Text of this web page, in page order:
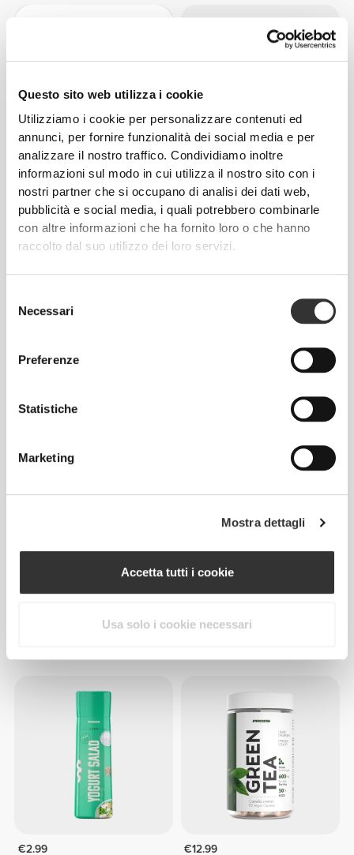
Questo sito web utilizza i cookie
Utilizziamo i cookie per personalizzare contenuti ed
annunci, per fornire funzionalità dei social media e per
analizzare il nostro traffico. Condividiamo inoltre
informazioni sul modo in cui utilizza il nostro sito con i
nostri partner che si occupano di analisi dei dati web,
pubblicità e social media, i quali potrebbero combinarle
con altre informazioni che ha fornito loro o che hanno
raccolto dal suo utilizzo dei loro servizi.
delNecessari
Preferenze
Statistiche
Marketing
Mostra dettagli
Accetta tutti i cookie
Usa solo i cookie necessari
€21.99
Cutgenic for Women 90 caps
€36.99
XCESS After-Hours 120 caps
RIPPED Pre-Workout 30 dosi
€29.99
€2.99
€12.99